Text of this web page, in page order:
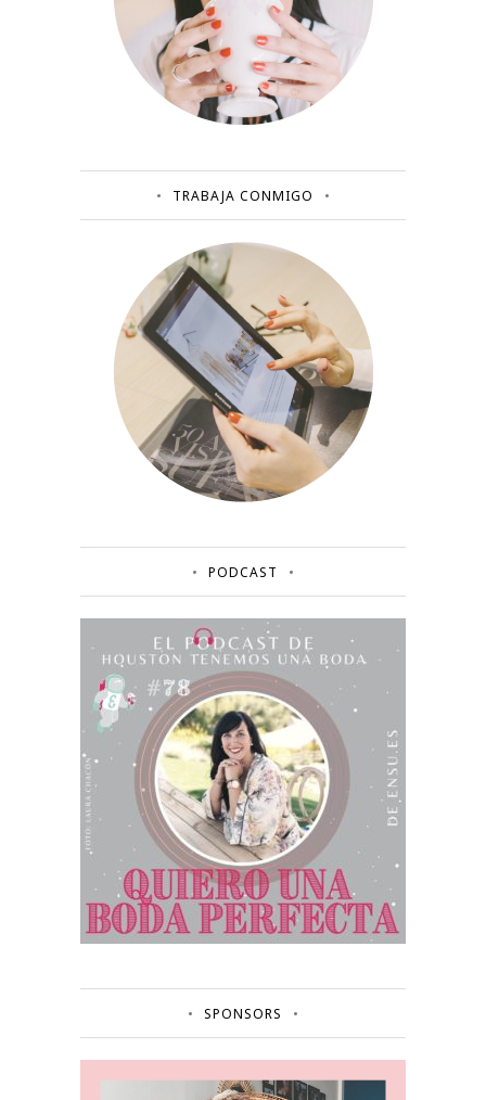
TRABAJA CONMIGO
PODCAST
SPONSORS